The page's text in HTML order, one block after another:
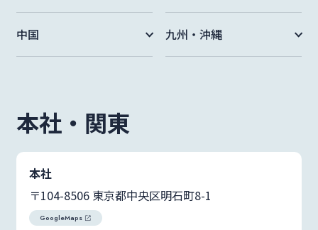
中国 九州・沖縄
本社・関東
本社
〒104-8506 東京都中央区明石町8-1
GoogleMaps
統合報告書
mail お問い合わせ･資料請求
language日本語